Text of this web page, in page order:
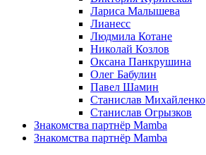
Лариса Малышева
Лианесс
Людмила Котане
Николай Козлов
Оксана Панкрушина
Олег Бабулин
Павел Шамин
Станислав Михайленко
Станислав Огрызков
Знакомства партнёр Mamba
Знакомства партнёр Mamba